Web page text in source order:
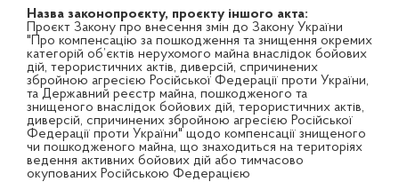
Назва законопроєкту, проєкту іншого акта:
Проєкт Закону про внесення змін до Закону України
"Про компенсацію за пошкодження та знищення окремих
категорій об’єктів нерухомого майна внаслідок бойових
дій, терористичних актів, диверсій, спричинених
збройною агресією Російської Федерації проти України,
та Державний реєстр майна, пошкодженого та
знищеного внаслідок бойових дій, терористичних актів,
диверсій, спричинених збройною агресією Російської
Федерації проти України" щодо компенсації знищеного
чи пошкодженого майна, що знаходиться на територіях
ведення активних бойових дій або тимчасово
окупованих Російською Федерацією